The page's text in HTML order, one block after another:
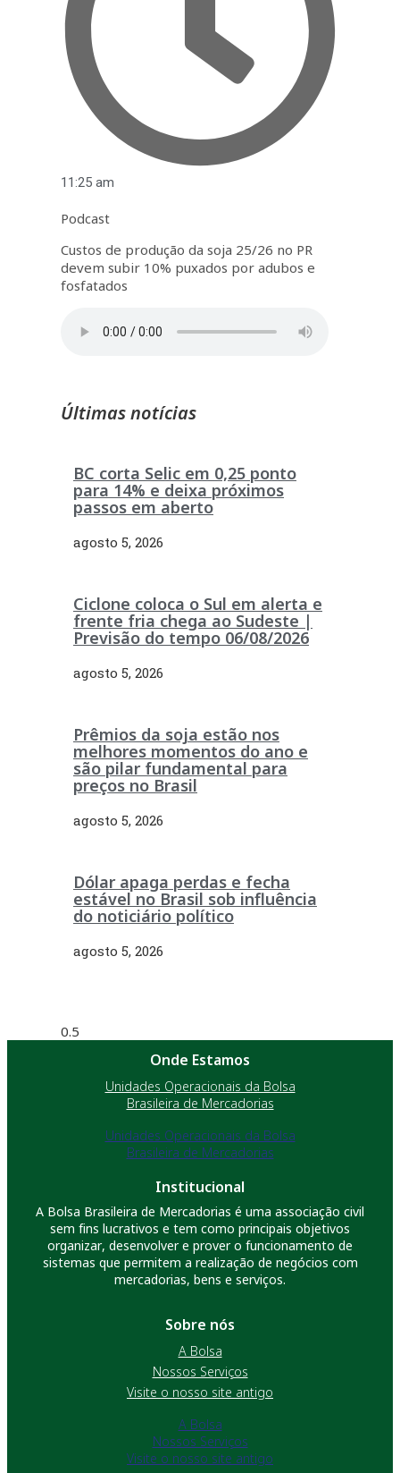
11:25 am
Podcast
Custos de produção da soja 25/26 no PR
devem subir 10% puxados por adubos e
fosfatados
Últimas notícias
BC corta Selic em 0,25 ponto
para 14% e deixa próximos
passos em aberto
agosto 5, 2026
Ciclone coloca o Sul em alerta e
frente fria chega ao Sudeste |
Previsão do tempo 06/08/2026
agosto 5, 2026
Prêmios da soja estão nos
melhores momentos do ano e
são pilar fundamental para
preços no Brasil
agosto 5, 2026
Dólar apaga perdas e fecha
estável no Brasil sob influência
do noticiário político
agosto 5, 2026
Onde Estamos
Unidades Operacionais da Bolsa
Brasileira de Mercadorias
Unidades Operacionais da Bolsa
Brasileira de Mercadorias
Institucional
A Bolsa Brasileira de Mercadorias é uma associação civil
sem fins lucrativos e tem como principais objetivos
organizar, desenvolver e prover o funcionamento de
sistemas que permitem a realização de negócios com
mercadorias, bens e serviços.
Sobre nós
A Bolsa
Nossos Serviços
Visite o nosso site antigo
A Bolsa
Nossos Serviços
Visite o nosso site antigo